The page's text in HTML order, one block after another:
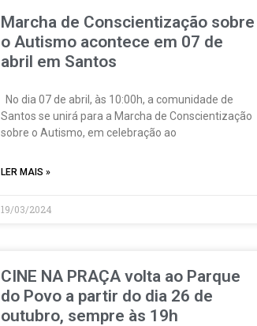
Marcha de Conscientização sobre
o Autismo acontece em 07 de
abril em Santos
No dia 07 de abril, às 10:00h, a comunidade de
Santos se unirá para a Marcha de Conscientização
sobre o Autismo, em celebração ao
LER MAIS »
19/03/2024
CINE NA PRAÇA volta ao Parque
do Povo a partir do dia 26 de
outubro, sempre às 19h